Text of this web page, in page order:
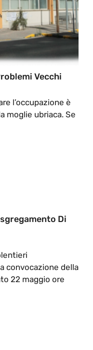
Vecchi
l’occupazione è
moglie ubriaca. Se
Di
convocazione della
22 maggio ore